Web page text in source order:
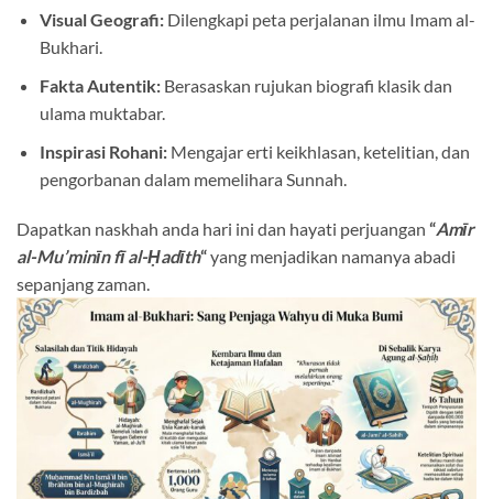
Visual Geografi:Dilengkapi peta perjalanan ilmu Imam al-
Bukhari.
Fakta Autentik:Berasaskan rujukan biografi klasik dan
ulama muktabar.
Inspirasi Rohani:Mengajar erti keikhlasan, ketelitian, dan
pengorbanan dalam memelihara Sunnah
Dapatkan naskhah anda hari ini dan hayati perjuangan “Amīr
al-Mu’minīn fī al-Ḥadīth“yang menjadikan namanya abadi
sepanjang zaman.